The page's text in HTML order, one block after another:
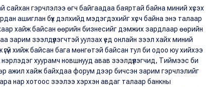
сайхан гэрчлэлээ өгч байгаадаа баяртай байна миний хүсэх
ашиглан бүх дэлхийд мэдэгдэхийг хүсч байна энэ талаар
хайж байсан өөрийн бизнесийг дэмжих зардлаар өөрийн
зарим зээлдүүлэгчтэй уулзах үед онлайн зээл хайх миний
​​хийж байсан бага мөнгөтэй байсан тул би одоо юу хийхээ
хуурамч новшнууд авав зээлдүүлэгчид, Тиймээс би
ажил хайж байхдаа форум дээр бичсэн зарим гэрчлэлийг
нар хотоос зээлээ хэрхэн авдаг талаар банкны